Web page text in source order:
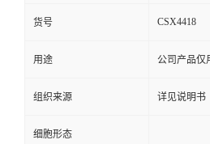
货号 CSX4418
用途 公司产品仅
组织来源 详见说明书
细胞形态